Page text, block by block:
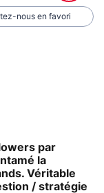
nous en favori
par
la
Véritable
/ stratégie